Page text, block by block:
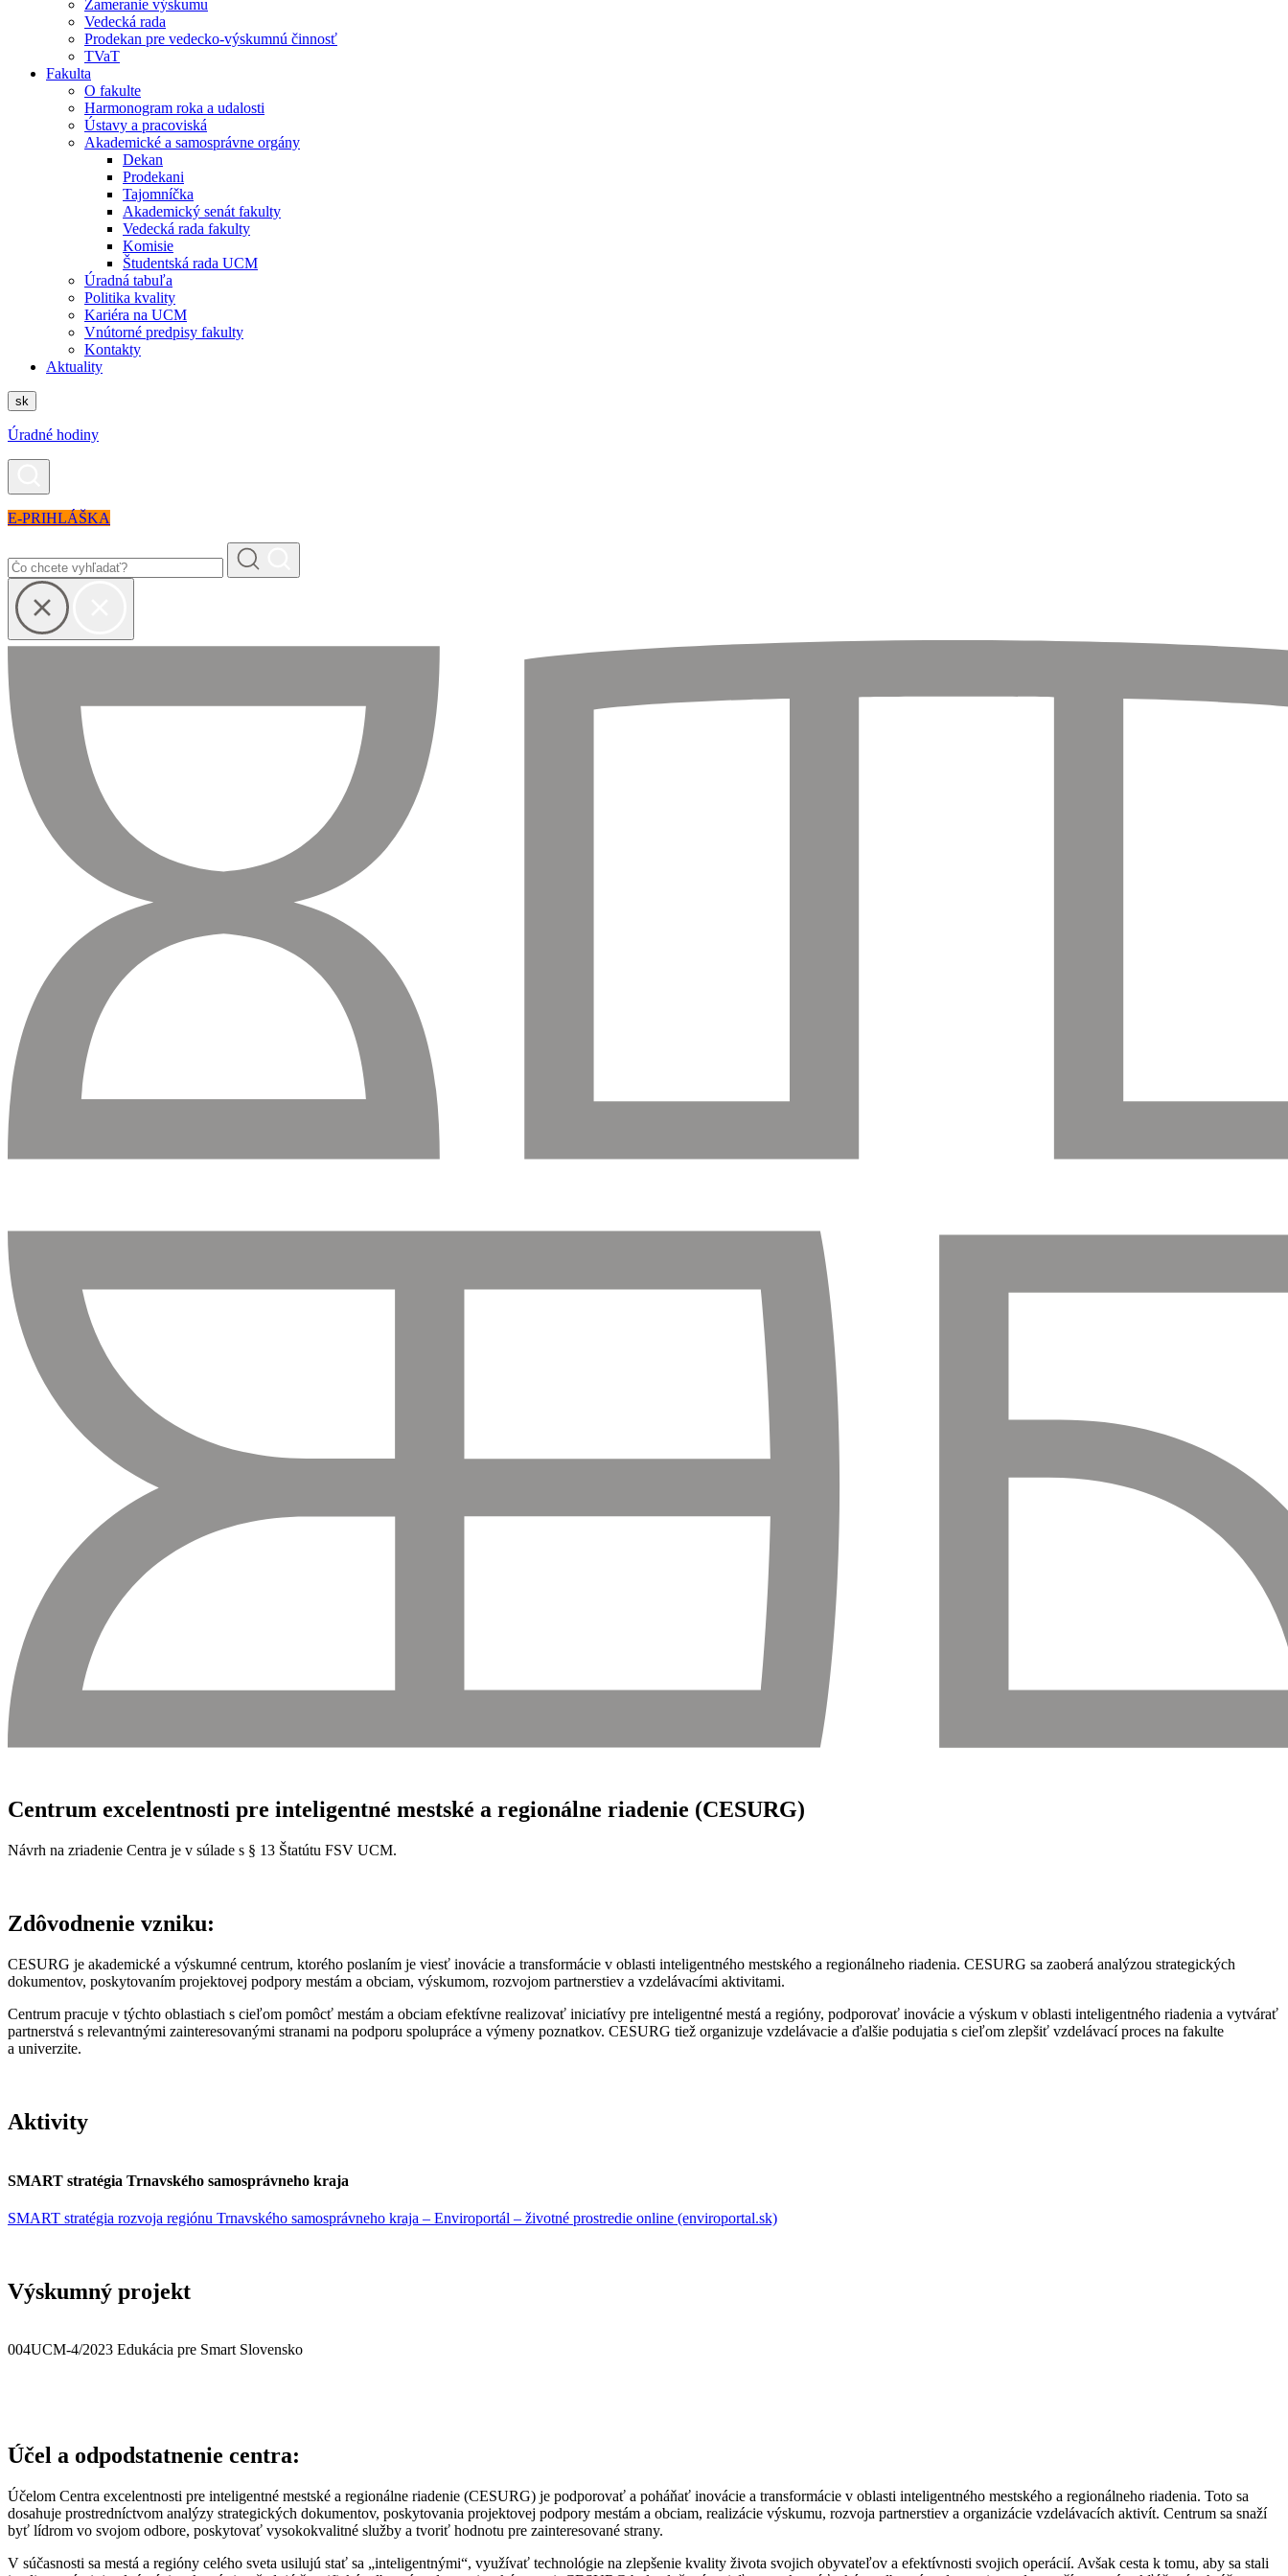
Zameranie výskumu
Vedecká rada
Prodekan pre vedecko-výskumnú činnosť
TVaT
Fakulta
O fakulte
Harmonogram roka a udalosti
Ústavy a pracoviská
Akademické a samosprávne orgány
Dekan
Prodekani
Tajomníčka
Akademický senát fakulty
Vedecká rada fakulty
Komisie
Študentská rada UCM
Úradná tabuľa
Politika kvality
Kariéra na UCM
Vnútorné predpisy fakulty
Kontakty
Aktuality
sk
Úradné hodiny
E-PRIHLÁŠKA
Centrum excelentnosti pre inteligentné mestské a regionálne riadenie (CESURG)
Návrh na zriadenie Centra je v súlade s § 13 Štatútu FSV UCM.
Zdôvodnenie vzniku:
CESURG je akademické a výskumné centrum, ktorého poslaním je viesť inovácie a transformácie v oblasti inteligentného mestského a regionálneho riadenia. CESURG sa zaoberá analýzou strategických
dokumentov, poskytovaním projektovej podpory mestám a obciam, výskumom, rozvojom partnerstiev a vzdelávacími aktivitami.
Centrum pracuje v týchto oblastiach s cieľom pomôcť mestám a obciam efektívne realizovať iniciatívy pre inteligentné mestá a regióny, podporovať inovácie a výskum v oblasti inteligentného riadenia a vytvárať
partnerstvá s relevantnými zainteresovanými stranami na podporu spolupráce a výmeny poznatkov. CESURG tiež organizuje vzdelávacie a ďalšie podujatia s cieľom zlepšiť vzdelávací proces na fakulte
a univerzite.
Aktivity
SMART stratégia Trnavského samosprávneho kraja
SMART stratégia rozvoja regiónu Trnavského samosprávneho kraja – Enviroportál – životné prostredie online (enviroportal.sk)
Výskumný projekt
004UCM-4/2023 Edukácia pre Smart Slovensko
Účel a odpodstatnenie centra:
Účelom Centra excelentnosti pre inteligentné mestské a regionálne riadenie (CESURG) je podporovať a poháňať inovácie a transformácie v oblasti inteligentného mestského a regionálneho riadenia. Toto sa
dosahuje prostredníctvom analýzy strategických dokumentov, poskytovania projektovej podpory mestám a obciam, realizácie výskumu, rozvoja partnerstiev a organizácie vzdelávacích aktivít. Centrum sa snaží
byť lídrom vo svojom odbore, poskytovať vysokokvalitné služby a tvoriť hodnotu pre zainteresované strany.
V súčasnosti sa mestá a regióny celého sveta usilujú stať sa „inteligentnými“, využívať technológie na zlepšenie kvality života svojich obyvateľov a efektívnosti svojich operácií. Avšak cesta k tomu, aby sa stali